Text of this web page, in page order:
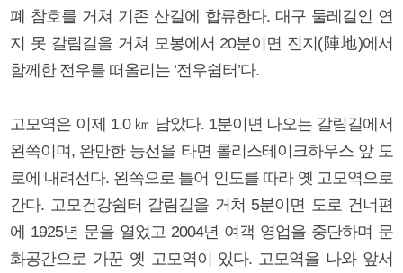
폐 참호를 거쳐 기존 산길에 합류한다. 대구 둘레길인 연
지 못 갈림길을 거쳐 모봉에서 20분이면 진지(陣地)에서
함께한 전우를 떠올리는 ‘전우쉼터’다.
고모역은 이제 1.0 ㎞ 남았다. 1분이면 나오는 갈림길에서
왼쪽이며, 완만한 능선을 타면 롤리스테이크하우스 앞 도
로에 내려선다. 왼쪽으로 틀어 인도를 따라 옛 고모역으로
간다. 고모건강쉼터 갈림길을 거쳐 5분이면 도로 건너편
에 1925년 문을 열었고 2004년 여객 영업을 중단하며 문
화공간으로 가꾼 옛 고모역이 있다. 고모역을 나와 앞서